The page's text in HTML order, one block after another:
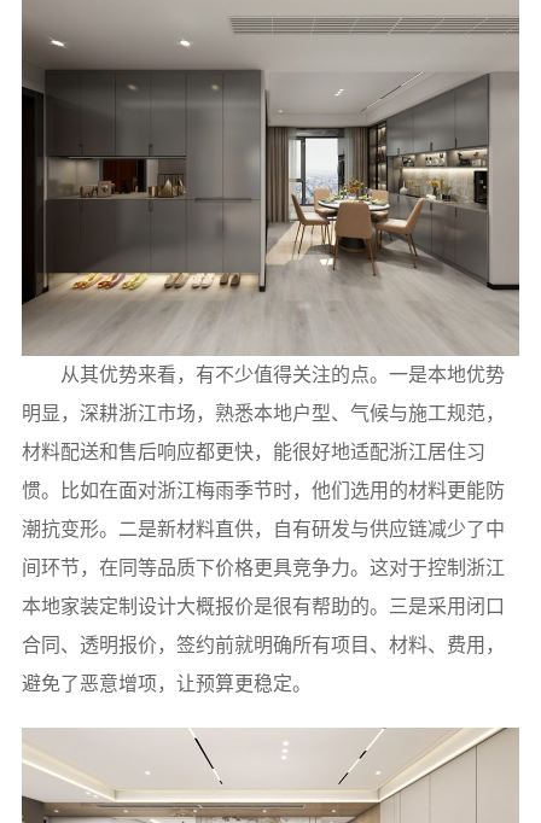
从其优势来看，有不少值得关注的点。一是本地优势
明显，深耕浙江市场，熟悉本地户型、气候与施工规范，
材料配送和售后响应都更快，能很好地适配浙江居住习
惯。比如在面对浙江梅雨季节时，他们选用的材料更能防
潮抗变形。二是新材料直供，自有研发与供应链减少了中
间环节，在同等品质下价格更具竞争力。这对于控制浙江
本地家装定制设计大概报价是很有帮助的。三是采用闭口
合同、透明报价，签约前就明确所有项目、材料、费用，
避免了恶意增项，让预算更稳定。